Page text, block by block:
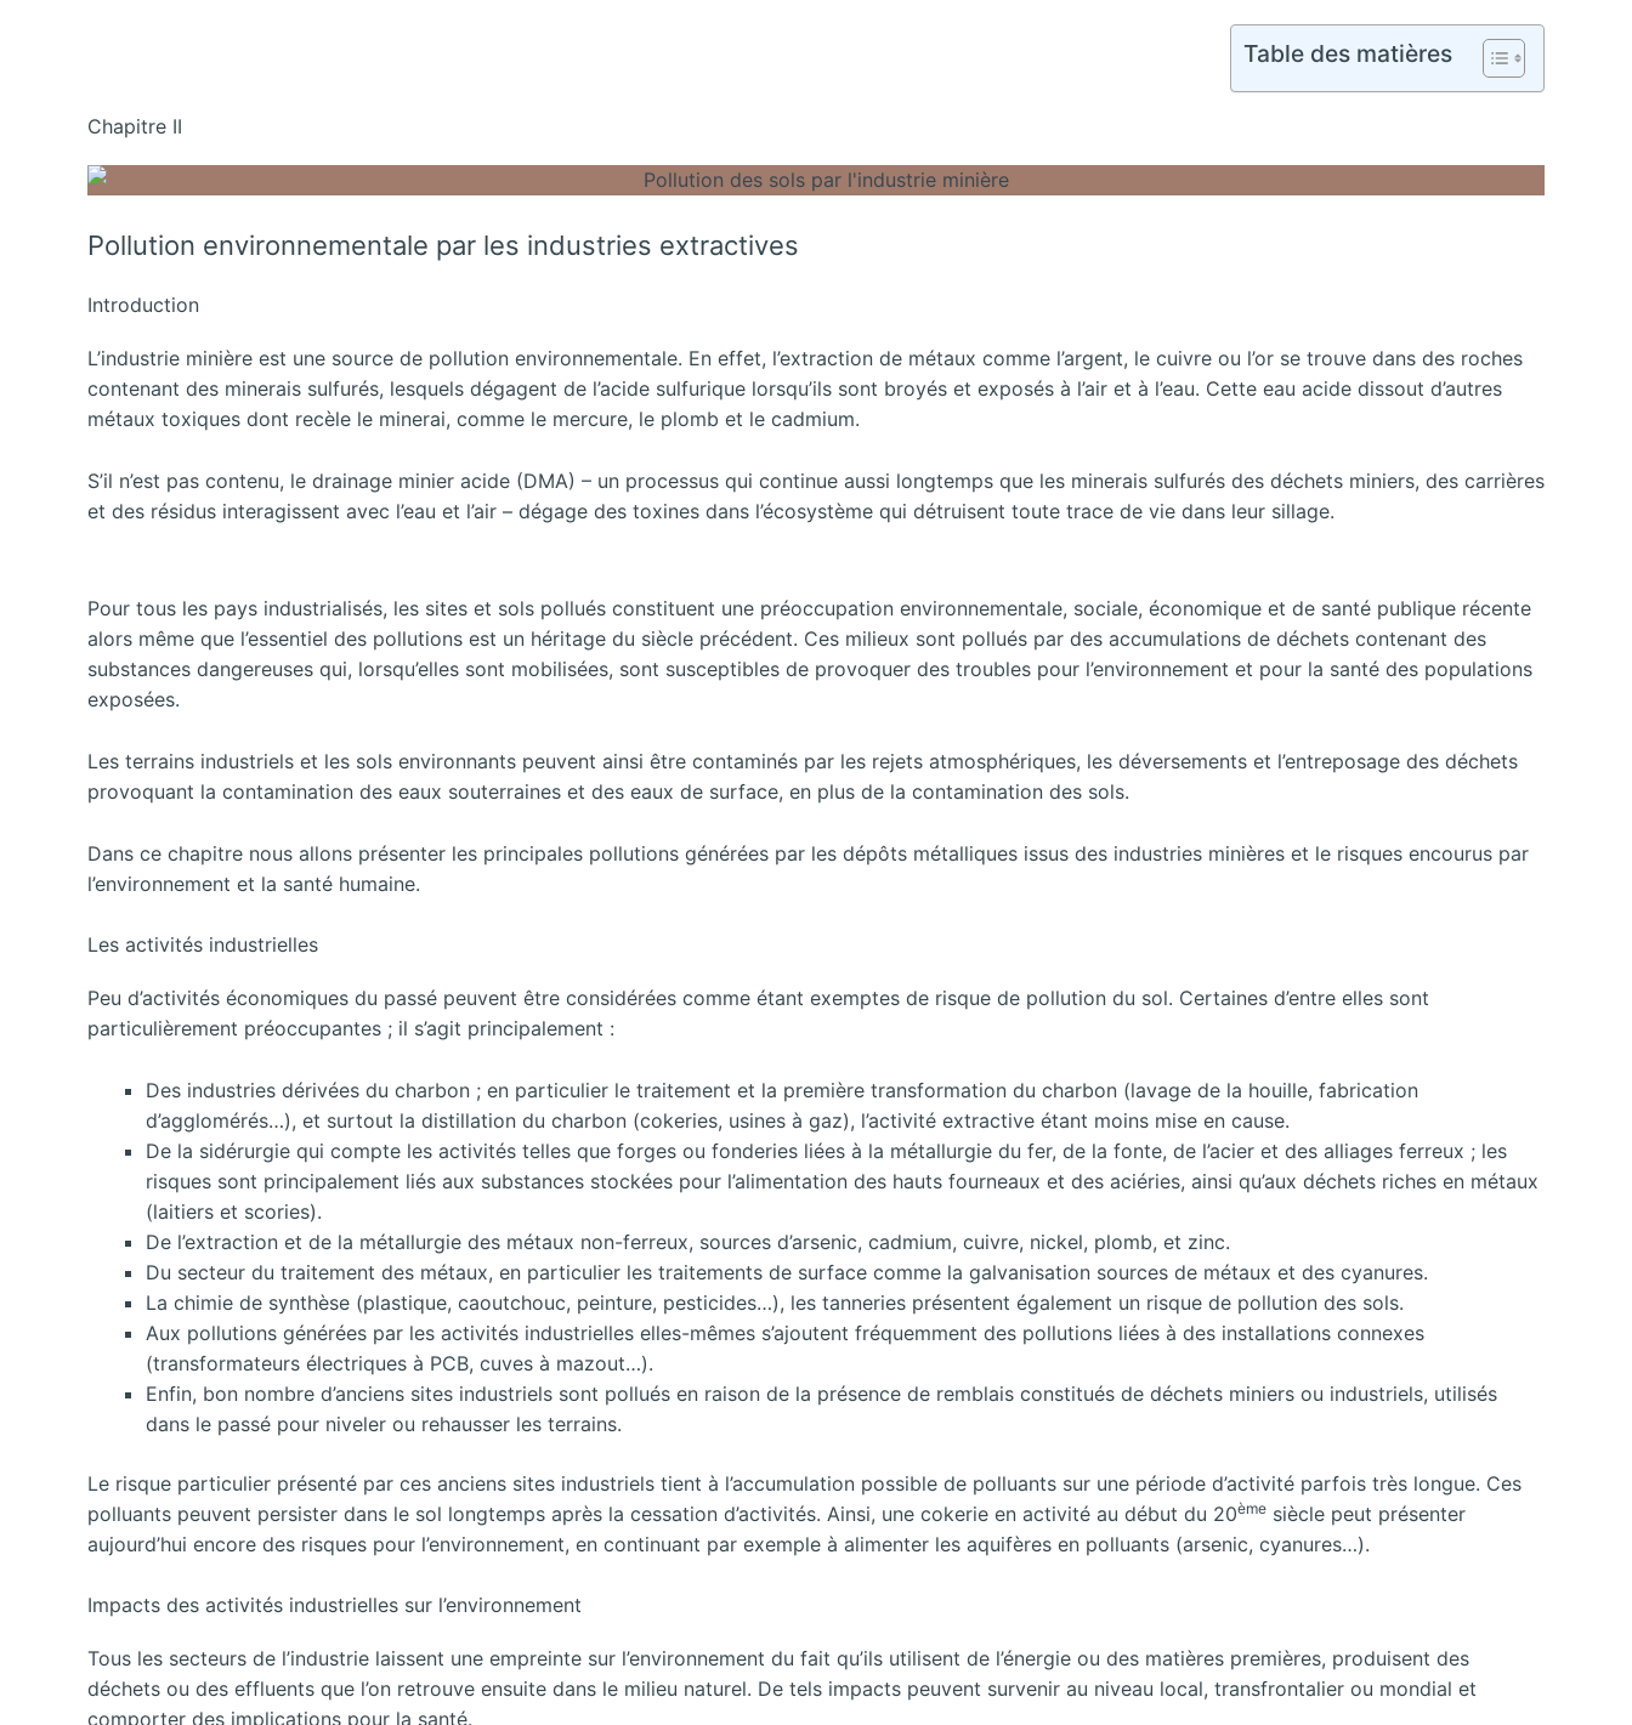
Table des matières
Chapitre II
Pollution environnementale par les industries extractives
Introduction
L’industrie minière est une source de pollution environnementale. En effet, l’extraction de métaux comme l’argent, le cuivre ou l’or se trouve dans des roches
contenant des minerais sulfurés, lesquels dégagent de l’acide sulfurique lorsqu’ils sont broyés et exposés à l’air et à l’eau. Cette eau acide dissout d’autres
métaux toxiques dont recèle le minerai, comme le mercure, le plomb et le cadmium.
S’il n’est pas contenu, le drainage minier acide (DMA) – un processus qui continue aussi longtemps que les minerais sulfurés des déchets miniers, des carrières
et des résidus interagissent avec l’eau et l’air – dégage des toxines dans l’écosystème qui détruisent toute trace de vie dans leur sillage.
Pour tous les pays industrialisés, les sites et sols pollués constituent une préoccupation environnementale, sociale, économique et de santé publique récente
alors même que l’essentiel des pollutions est un héritage du siècle précédent. Ces milieux sont pollués par des accumulations de déchets contenant des
substances dangereuses qui, lorsqu’elles sont mobilisées, sont susceptibles de provoquer des troubles pour l’environnement et pour la santé des populations
exposées.
Les terrains industriels et les sols environnants peuvent ainsi être contaminés par les rejets atmosphériques, les déversements et l’entreposage des déchets
provoquant la contamination des eaux souterraines et des eaux de surface, en plus de la contamination des sols.
Dans ce chapitre nous allons présenter les principales pollutions générées par les dépôts métalliques issus des industries minières et le risques encourus par
l’environnement et la santé humaine.
Les activités industrielles
Peu d’activités économiques du passé peuvent être considérées comme étant exemptes de risque de pollution du sol. Certaines d’entre elles sont
particulièrement préoccupantes ; il s’agit principalement :
Des industries dérivées du charbon ; en particulier le traitement et la première transformation du charbon (lavage de la houille, fabrication
d’agglomérés…), et surtout la distillation du charbon (cokeries, usines à gaz), l’activité extractive étant moins mise en cause.
De la sidérurgie qui compte les activités telles que forges ou fonderies liées à la métallurgie du fer, de la fonte, de l’acier et des alliages ferreux ; les
risques sont principalement liés aux substances stockées pour l’alimentation des hauts fourneaux et des aciéries, ainsi qu’aux déchets riches en métaux
(laitiers et scories).
De l’extraction et de la métallurgie des métaux non-ferreux, sources d’arsenic, cadmium, cuivre, nickel, plomb, et zinc.
Du secteur du traitement des métaux, en particulier les traitements de surface comme la galvanisation sources de métaux et des cyanures.
La chimie de synthèse (plastique, caoutchouc, peinture, pesticides…), les tanneries présentent également un risque de pollution des sols.
Aux pollutions générées par les activités industrielles elles-mêmes s’ajoutent fréquemment des pollutions liées à des installations connexes
(transformateurs électriques à PCB, cuves à mazout…).
Enfin, bon nombre d’anciens sites industriels sont pollués en raison de la présence de remblais constitués de déchets miniers ou industriels, utilisés
dans le passé pour niveler ou rehausser les terrains.
Le risque particulier présenté par ces anciens sites industriels tient à l’accumulation possible de polluants sur une période d’activité parfois très longue. Ces
polluants peuvent persister dans le sol longtemps après la cessation d’activités. Ainsi, une cokerie en activité au début du 20ème siècle peut présenter
aujourd’hui encore des risques pour l’environnement, en continuant par exemple à alimenter les aquifères en polluants (arsenic, cyanures…).
Impacts des activités industrielles sur l’environnement
Tous les secteurs de l’industrie laissent une empreinte sur l’environnement du fait qu’ils utilisent de l’énergie ou des matières premières, produisent des
déchets ou des effluents que l’on retrouve ensuite dans le milieu naturel. De tels impacts peuvent survenir au niveau local, transfrontalier ou mondial et
comporter des implications pour la santé.